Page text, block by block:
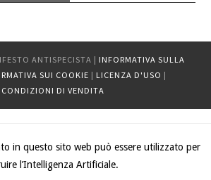
ANTISPECISTA | INFORMATIVA SULLA
SUI COOKIE | LICENZA D'USO |
CONDIZIONI DI VENDITA
in questo sito web può essere utilizzato per
l’Intelligenza Artificiale.